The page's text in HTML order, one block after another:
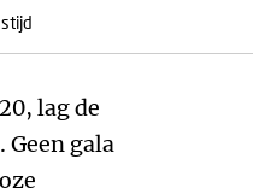
lag de
gala